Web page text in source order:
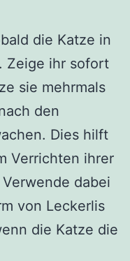
die Katze in
Zeige ihr sofort
sie mehrmals
den
Dies hilft
Verrichten ihrer
dabei
von Leckerlis
die Katze die